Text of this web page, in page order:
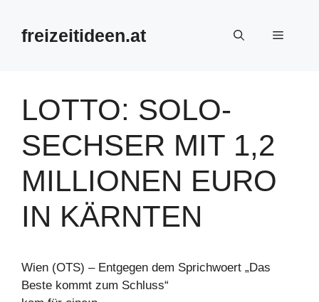
Inhalt
springenfreizeitideen.at Menü
LOTTO: SOLO-
SECHSER MIT 1,2
MILLIONEN EURO
IN KÄRNTEN
Wien (OTS) – Entgegen dem Sprichwoert „Das
Beste kommt zum Schluss“